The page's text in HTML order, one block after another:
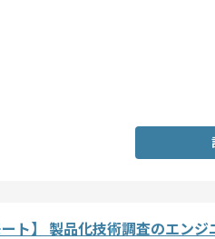
ート】 製品化技術調査のエン